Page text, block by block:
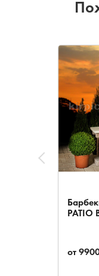
PATIO
от